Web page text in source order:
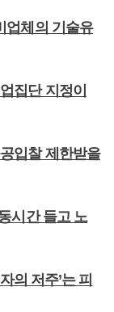
업체의 기술유
집단 지정이
입찰 제한받을
시간 들고 노
의 저주’는 피